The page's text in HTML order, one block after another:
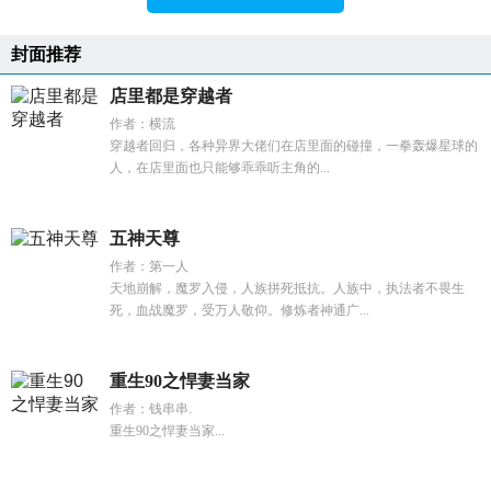
封面推荐
店里都是穿越者
作者：横流
穿越者回归，各种异界大佬们在店里面的碰撞，一拳轰爆星球的
人，在店里面也只能够乖乖听主角的...
五神天尊
作者：第一人
天地崩解，魔罗入侵，人族拼死抵抗。人族中，执法者不畏生
死，血战魔罗，受万人敬仰。修炼者神通广...
重生90之悍妻当家
作者：钱串串.
重生90之悍妻当家...